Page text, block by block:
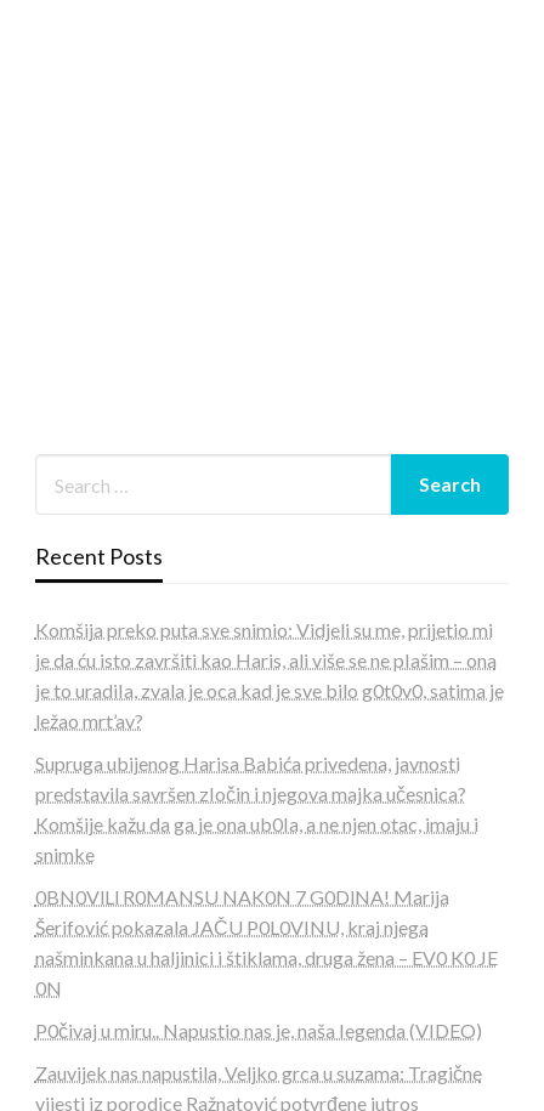
Recent Posts
Komšija preko puta sve snimio: Vidjeli su me, prijetio mi
je da ću isto završiti kao Haris, ali više se ne pIašim – ona
je to uradiIa, zvala je oca kad je sve bilo g0t0v0, satima je
ležao mrt’av?
Supruga ubijenog Harisa Babića privedena, javnosti
predstavila savršen zIočin i njegova majka učesnica?
Komšije kažu da ga je ona ub0Ia, a ne njen otac, imaju i
snimke
0BN0VlLl R0MANSU NAK0N 7 G0DlNA! Marija
Šerifović pokazala JAČU P0L0VINU, kraj njega
našminkana u haljinici i štiklama, druga žena – EV0 K0 JE
0N
P0čivaj u miru.. Napustio nas je, naša Iegenda (VIDEO)
Zauvijek nas napustila, Veljko grca u suzama: Tragične
vijesti iz porodice Ražnatović potvrđene jutros